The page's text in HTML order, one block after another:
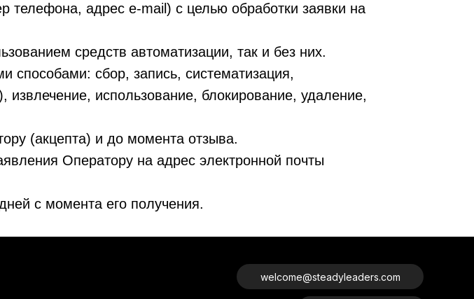
адрес e-mail) с целью обработки заявки на
средств автоматизации, так и без них.
сбор, запись, систематизация,
использование, блокирование, удаление,
(акцепта) и до момента отзыва.
Оператору на адрес электронной почты
с момента его получения.
welcome@steadyleaders.com